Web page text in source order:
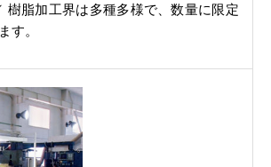
樹脂加工界は多種多様で、数量に限定
す。